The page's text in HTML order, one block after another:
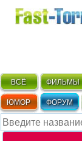
ВСЁ ФИЛЬМЫ
ЮМОР ФОРУМ